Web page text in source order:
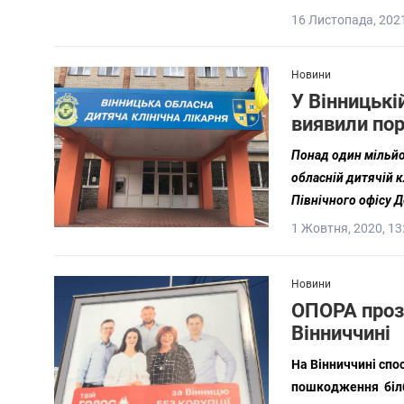
16 Листопада,
Новини
У
виявили
Понад один
обласній дитячій
Північного офісу
1 Жовтня, 2020,
Новини
ОПОРА
Вінниччині
На Вінниччині
пошкодження